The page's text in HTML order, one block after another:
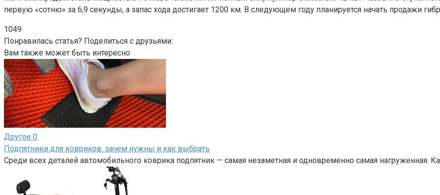
первую «сотню» за 6,9 секунды, а запас хода достигает 1200 км. В следующем году планируется начать продажи
1049
Понравилась статья? Поделиться с друзьями:
Вам также может быть интересно
Другое 0
Подпятники для ковриков: зачем нужны и как выбрать
Среди всех деталей автомобильного коврика подпятник — самая незаметная и одновременно самая нагруженная.